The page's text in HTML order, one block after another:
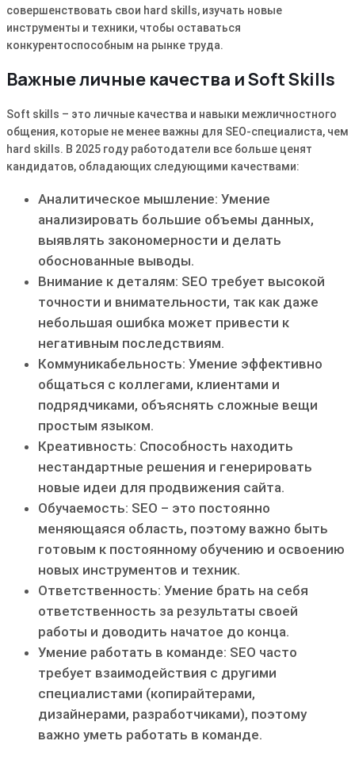
совершенствовать свои hard skills, изучать новые
инструменты и техники, чтобы оставаться
конкурентоспособным на рынке труда.
Важные личные качества и Soft Skills
Soft skills – это личные качества и навыки межличностного
общения, которые не менее важны для SEO-специалиста, чем
hard skills. В 2025 году работодатели все больше ценят
кандидатов, обладающих следующими качествами:
Аналитическое мышление: Умение
анализировать большие объемы данных,
выявлять закономерности и делать
обоснованные выводы.
Внимание к деталям: SEO требует высокой
точности и внимательности, так как даже
небольшая ошибка может привести к
негативным последствиям.
Коммуникабельность: Умение эффективно
общаться с коллегами, клиентами и
подрядчиками, объяснять сложные вещи
простым языком.
Креативность: Способность находить
нестандартные решения и генерировать
новые идеи для продвижения сайта.
Обучаемость: SEO – это постоянно
меняющаяся область, поэтому важно быть
готовым к постоянному обучению и освоению
новых инструментов и техник.
Ответственность: Умение брать на себя
ответственность за результаты своей
работы и доводить начатое до конца.
Умение работать в команде: SEO часто
требует взаимодействия с другими
специалистами (копирайтерами,
дизайнерами, разработчиками), поэтому
важно уметь работать в команде.